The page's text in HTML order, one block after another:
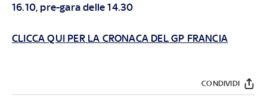
16.10, pre-gara delle 14.30
CLICCA QUI PER LA CRONACA DEL GP FRANCIA
CONDIVIDI